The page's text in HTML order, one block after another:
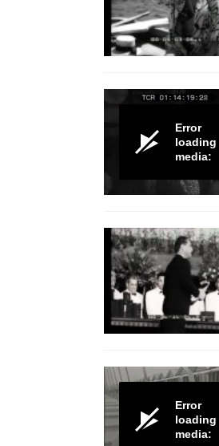
Error
loading
media:
Error
loading
media: